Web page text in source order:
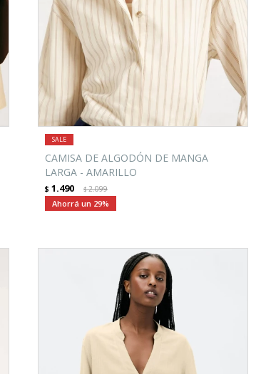
CAMISA DE ALGODÓN DE MANGA
LARGA - AMARILLO
$ 1.490 $2.099
29